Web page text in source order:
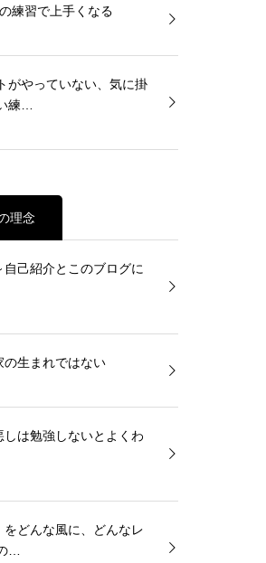
練習で上手くなる
がやっていない、気に掛
練…
理念
己紹介とこのブログに
生まれではない
は勉強しないとよくわ
どんな風に、どんなレ
…